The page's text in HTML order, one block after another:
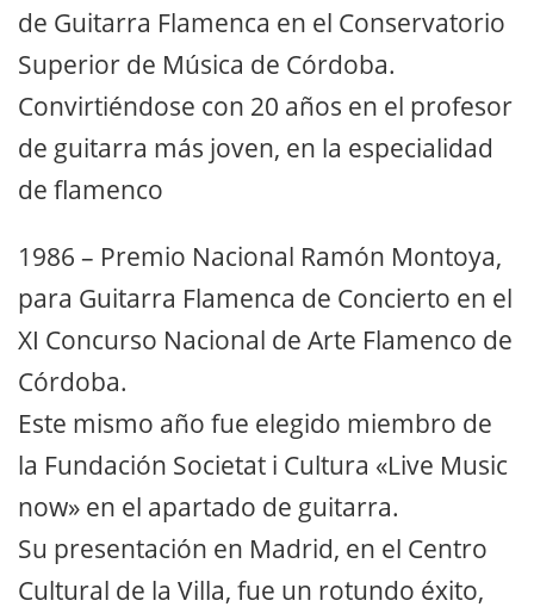
de Guitarra Flamenca en el Conservatorio
Superior de Música de Córdoba.
Convirtiéndose con 20 años en el profesor
de guitarra más joven, en la especialidad
de flamenco
1986 – Premio Nacional Ramón Montoya,
para Guitarra Flamenca de Concierto en el
XI Concurso Nacional de Arte Flamenco de
Córdoba.
Este mismo año fue elegido miembro de
la Fundación Societat i Cultura «Live Music
now» en el apartado de guitarra.
Su presentación en Madrid, en el Centro
Cultural de la Villa, fue un rotundo éxito,